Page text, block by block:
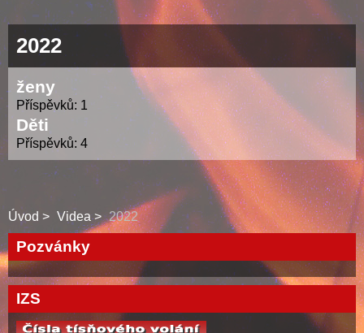
2022
ženy
Příspěvků: 1
Děti
Příspěvků: 4
Úvod Videa 2022
Pozvánky
IZS